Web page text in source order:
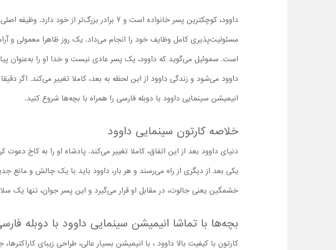
داوود، کوچکترین پسر خانواده است و 7 برادر
مسئولیت‌پذیری کامل وظایف خود را انجام می‌داد. یک روز ظاهرا معمولی و
است. سموئیل می‌گوید که داوود، یک پسر عادی نیست و خدا او را به‌عنوان
داوود می‌شود و زندگی داوود از این لحظه به بعد، کاملا تغییر می‌کند. اگر
انیمیشن سینمایی داوود با دوبله فارسی را همراه با بچه‌ها شروع کنید.
خلاصه کارتون سینمایی داوود
دنیای داوود بعد از این اتفاق، کاملا تغییر می‌کند. پادشاه او را به کاخ
یکی بعد از دیگری از راه می‌رسند و هر بار، داوود باید با یک چالش و
خشمگین یعنی جالوت، در مقابل او قرار می‌گیرد و این پسر جوان، تنها یک
بچه‌ها با تماشا انیمیشن سینمایی داوود با دوبله
کارتون با کیفیت بالا داوود ، با انیمیشن بسیار عالی، طراحی زیبای